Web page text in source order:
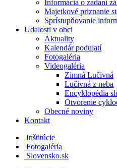
Informácia o zadaní
Majetkové priznanie
Sprístupňovanie
Udalosti v obci
Aktuality
Kalendár podujatí
Fotogaléria
Videogaléria
Zimná Lučivná
Lučivná z neba
Encyklopédia
Otvorenie
Obecné noviny
Kontakt
Inštitúcie
Fotogaléria
Slovensko.sk